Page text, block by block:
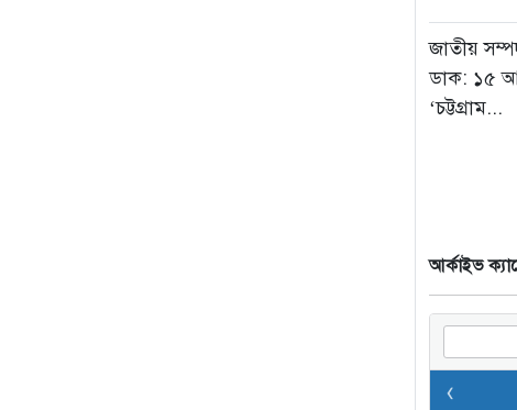
জাতীয়
ডাক: ১৫
‘চট্টগ্রাম...
আর্কাইভ
‹